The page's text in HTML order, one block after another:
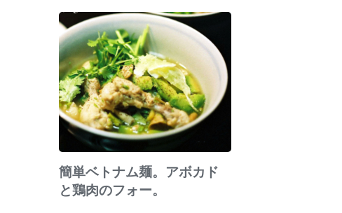
簡単ベトナム麺。アボカド
と鶏肉のフォー。